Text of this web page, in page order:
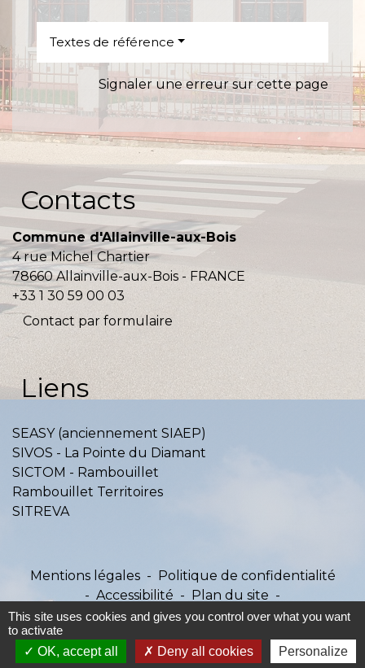
Textes de référence
Signaler une erreur sur cette page
Contacts
Commune d'Allainville-aux-Bois
4 rue Michel Chartier
78660 Allainville-aux-Bois - FRANCE
+33 1 30 59 00 03
Contact par formulaire
Liens
SEASY (anciennement SIAEP)
SIVOS - La Pointe du Diamant
SICTOM - Rambouillet
Rambouillet Territoires
SITREVA
Mentions légales - Politique de confidentialité
- Accessibilité - Plan du site -
Gestion des cookies
Site créé en partenariat avec Réseau des Communes
This site uses cookies and gives you control over what you want
to activate
OK, accept all
Deny all cookies Personalize